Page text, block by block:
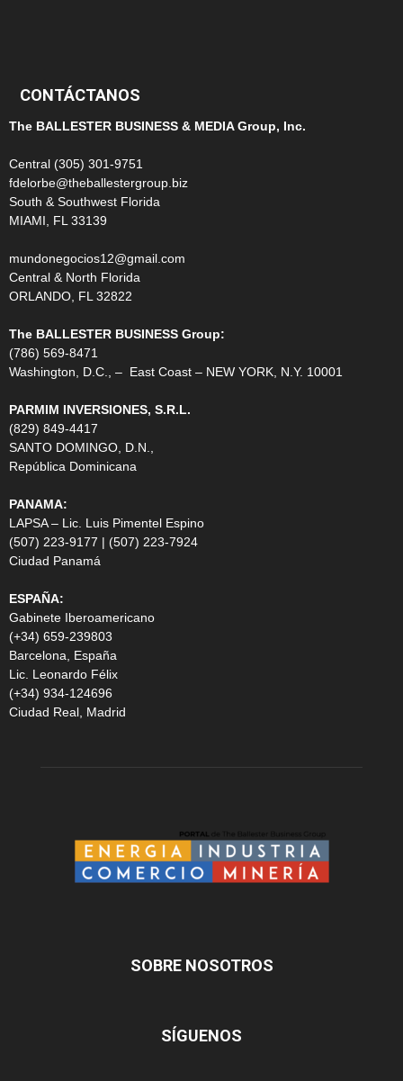
CONTÁCTANOS
The BALLESTER BUSINESS & MEDIA Group, Inc.
Central (305) 301-9751
fdelorbe@theballestergroup.biz
South & Southwest Florida
MIAMI, FL 33139
mundonegocios12@gmail.com
Central & North Florida
ORLANDO, FL 32822
The BALLESTER BUSINESS Group:
(786) 569-8471
Washington, D.C., – East Coast – NEW YORK, N.Y. 10001
PARMIM INVERSIONES, S.R.L.
(829) 849-4417
SANTO DOMINGO, D.N.,
República Dominicana
PANAMA:
LAPSA – Lic. Luis Pimentel Espino
(507) 223-9177 | (507) 223-7924
Ciudad Panamá
ESPAÑA:
Gabinete Iberoamericano
(+34) 659-239803
Barcelona, España
Lic. Leonardo Félix
(+34) 934-124696
Ciudad Real, Madrid
SOBRE NOSOTROS
SÍGUENOS